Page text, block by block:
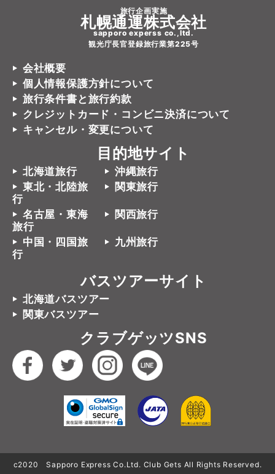
旅行企画実施
札幌通運株式会社
sapporo experss co.,ltd.
観光庁長官登録旅行業第225号
会社概要
個人情報保護方針について
旅行条件書と旅行約款
クレジットカード・コンビニ決済について
キャンセル・変更について
目的地サイト
北海道旅行
沖縄旅行
東北・北陸旅
行
関東旅行
名古屋・東海
旅行
関西旅行
中国・四国旅
行
九州旅行
バスツアーサイト
北海道バスツアー
関東バスツアー
クラブゲッツSNS
c2020 Sapporo Express Co.Ltd. Club Gets All Rights Reserved.